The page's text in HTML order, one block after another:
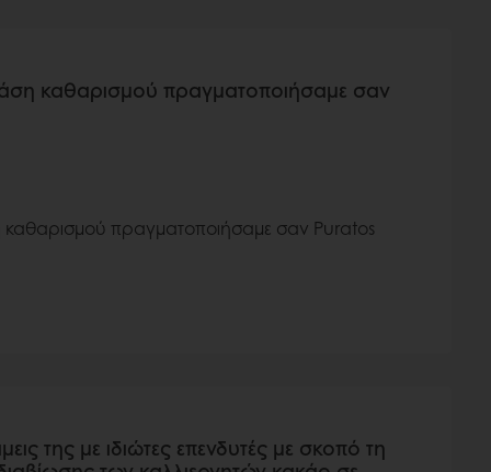
καθαρισμού πραγματοποιήσαμε σαν
πραγματοποιήσαμε σαν Puratos
της με ιδιώτες επενδυτές με σκοπό τη